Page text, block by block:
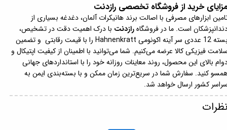
خرید از فروشگاه تخصصی رازدنت
ابزارهای مصرفی با اصالت برند هانیکرات آلمان، دغدغه بسیاری از
است. ما در فروشگاهرازدنت با درک اهمیت دقت در تشخیص،
بسته 12 عددی سر آینه اکونومی Hahnenkratt را با قیمت رقابتی و تضمین
فیزیکی کالا عرضه می‌کنیم. شما می‌توانید با اطمینان از کیفیت اپتیکال و
بالای این محصول، روند معاینات روزانه خود را با استانداردهای جهانی
کنید. سفارش شما در سریع‌ترین زمان ممکن و با بسته‌بندی ایمن به
کشور ارسال خواهد شد.